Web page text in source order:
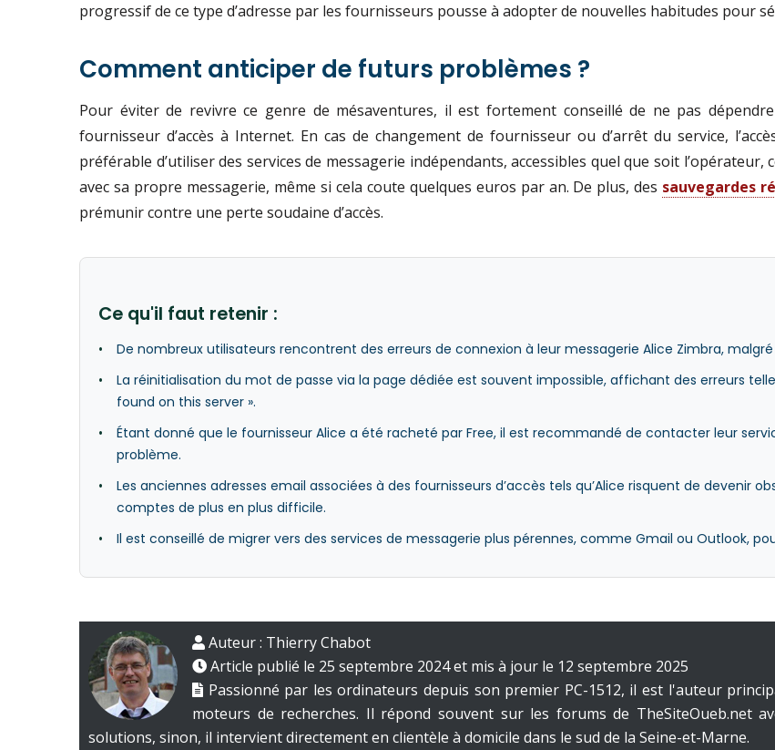
progressif de ce type d’adresse par les fournisseurs pousse à adopter de nouvelles habitudes pour
Comment anticiper de futurs problèmes ?
Pour éviter de revivre ce genre de mésaventures, il est fortement conseillé de ne pas
fournisseur d’accès à Internet. En cas de changement de fournisseur ou d’arrêt du service,
préférable d’utiliser des services de messagerie indépendants, accessibles quel que soit
avec sa propre messagerie, même si cela coute quelques euros par an. De plus, des sauvegardes
prémunir contre une perte soudaine d’accès.
Ce qu'il faut retenir :
De nombreux utilisateurs rencontrent des erreurs de connexion à leur messagerie Alice Zimbra,
La réinitialisation du mot de passe via la page dédiée est souvent impossible, affichant des erreurs
found on this server ».
Étant donné que le fournisseur Alice a été racheté par Free, il est recommandé de contacter leur
problème.
Les anciennes adresses email associées à des fournisseurs d’accès tels qu’Alice risquent de devenir
comptes de plus en plus difficile.
Il est conseillé de migrer vers des services de messagerie plus pérennes, comme Gmail ou Outlook,
Auteur : Thierry Chabot
Article publié le 25 septembre 2024 et mis à jour le 12 septembre 2025
Passionné par les ordinateurs depuis son premier PC-1512, il est l'auteur
moteurs de recherches. Il répond souvent sur les forums de TheSiteOueb.net
solutions, sinon, il intervient directement en clientèle à domicile dans le sud de la Seine-et-Marne.